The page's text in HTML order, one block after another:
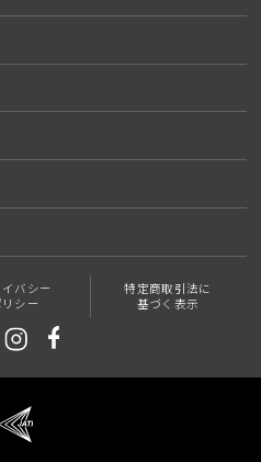
バシー
リシー
特定商取引法に
基づく表示